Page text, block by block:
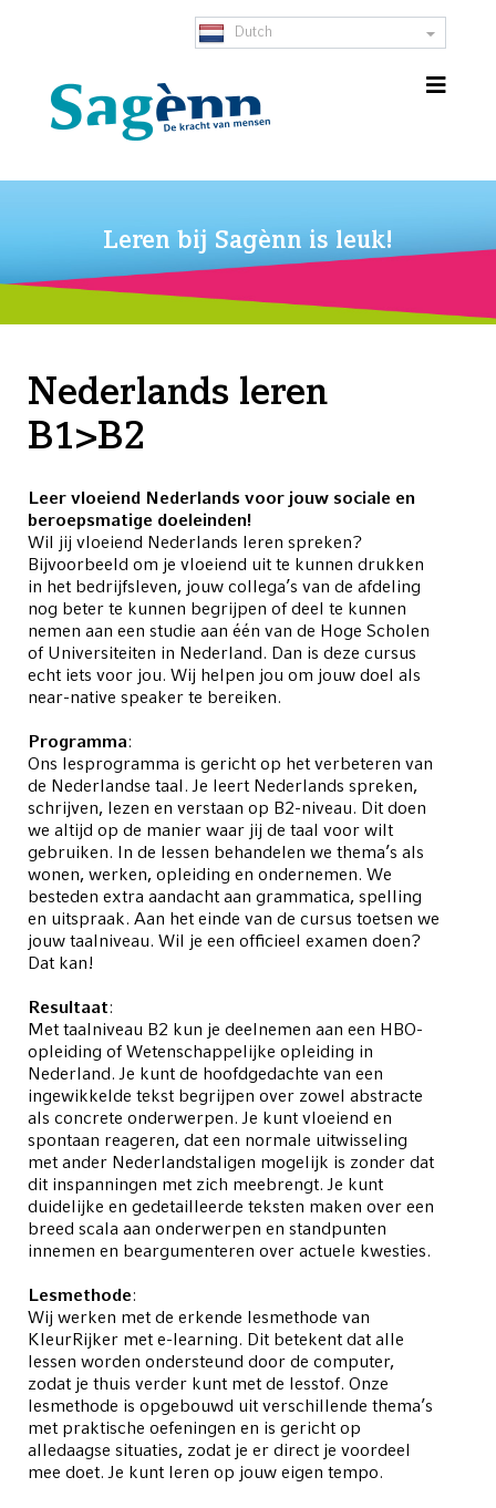
Dutch
Leren bij Sagènn is leuk!
Nederlands leren
B1>B2
Leer vloeiend Nederlands voor jouw sociale en
beroepsmatige doeleinden!
Wil jij vloeiend Nederlands leren spreken?
Bijvoorbeeld om je vloeiend uit te kunnen drukken
in het bedrijfsleven, jouw collega’s van de afdeling
nog beter te kunnen begrijpen of deel te kunnen
nemen aan een studie aan één van de Hoge Scholen
of Universiteiten in Nederland. Dan is deze cursus
echt iets voor jou. Wij helpen jou om jouw doel als
near-native speaker te bereiken.
Programma:
Ons lesprogramma is gericht op het verbeteren van
de Nederlandse taal. Je leert Nederlands spreken,
schrijven, lezen en verstaan op B2-niveau. Dit doen
we altijd op de manier waar jij de taal voor wilt
gebruiken. In de lessen behandelen we thema’s als
wonen, werken, opleiding en ondernemen. We
besteden extra aandacht aan grammatica, spelling
en uitspraak. Aan het einde van de cursus toetsen we
jouw taalniveau. Wil je een officieel examen doen?
Dat kan!
Resultaat:
Met taalniveau B2 kun je deelnemen aan een HBO-
opleiding of Wetenschappelijke opleiding in
Nederland. Je kunt de hoofdgedachte van een
ingewikkelde tekst begrijpen over zowel abstracte
als concrete onderwerpen. Je kunt vloeiend en
spontaan reageren, dat een normale uitwisseling
met ander Nederlandstaligen mogelijk is zonder dat
dit inspanningen met zich meebrengt. Je kunt
duidelijke en gedetailleerde teksten maken over een
breed scala aan onderwerpen en standpunten
innemen en beargumenteren over actuele kwesties.
Lesmethode:
Wij werken met de erkende lesmethode van
KleurRijker met e-learning. Dit betekent dat alle
lessen worden ondersteund door de computer,
zodat je thuis verder kunt met de lesstof. Onze
lesmethode is opgebouwd uit verschillende thema’s
met praktische oefeningen en is gericht op
alledaagse situaties, zodat je er direct je voordeel
mee doet. Je kunt leren op jouw eigen tempo.